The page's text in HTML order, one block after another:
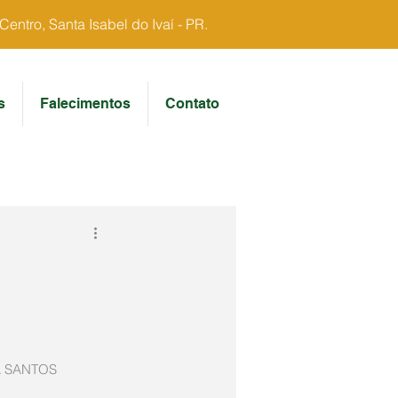
Santa Isabel do Ivaí - PR.
Falecimentos Contato
SANTOS